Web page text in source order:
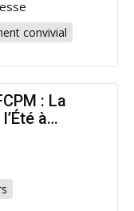
convivial
: La
à